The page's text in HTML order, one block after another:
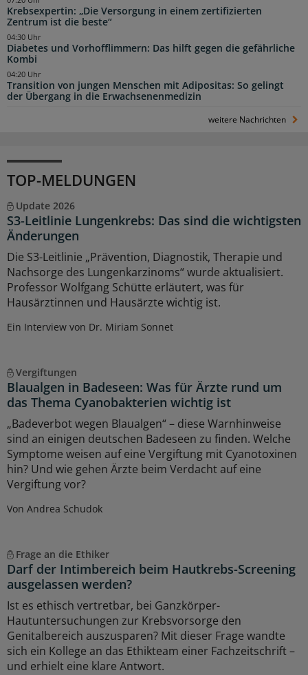
Krebsexpertin: „Die Versorgung in einem zertifizierten
Zentrum ist die beste“
Diabetes und Vorhofflimmern: Das hilft gegen die gefährliche
Kombi
04:30 Uhr
Transition von jungen Menschen mit Adipositas: So gelingt
der Übergang in die Erwachsenenmedizin
04:20 Uhr
weitere Nachrichten
TOP-MELDUNGEN
Update 2026
S3-Leitlinie Lungenkrebs: Das sind die wichtigsten
Änderungen
Die S3-Leitlinie „Prävention, Diagnostik, Therapie und
Nachsorge des Lungenkarzinoms“ wurde aktualisiert.
Professor Wolfgang Schütte erläutert, was für
Hausärztinnen und Hausärzte wichtig ist.
Ein Interview von Dr. Miriam Sonnet
Vergiftungen
Blaualgen in Badeseen: Was für Ärzte rund um
das Thema Cyanobakterien wichtig ist
„Badeverbot wegen Blaualgen“ – diese Warnhinweise
sind an einigen deutschen Badeseen zu finden. Welche
Symptome weisen auf eine Vergiftung mit Cyanotoxinen
hin? Und wie gehen Ärzte beim Verdacht auf eine
Vergiftung vor?
Von Andrea Schudok
Frage an die Ethiker
Darf der Intimbereich beim Hautkrebs-Screening
ausgelassen werden?
Ist es ethisch vertretbar, bei Ganzkörper-
Hautuntersuchungen zur Krebsvorsorge den
Genitalbereich auszusparen? Mit dieser Frage wandte
sich ein Kollege an das Ethikteam einer Fachzeitschrift –
und erhielt eine klare Antwort.